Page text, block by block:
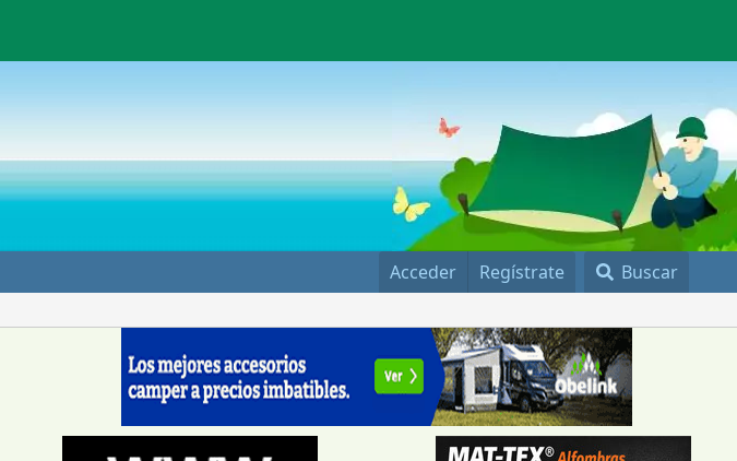
Acceder Regístrate Buscar